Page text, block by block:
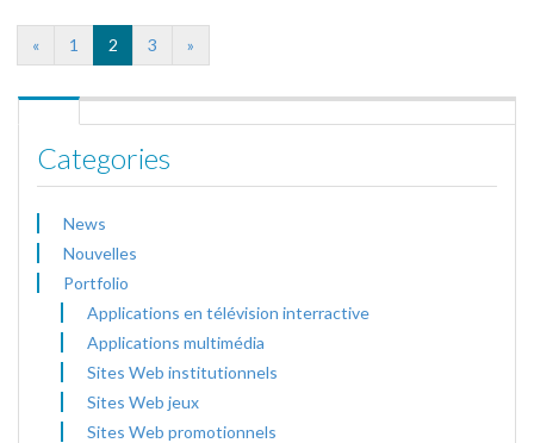
« 1 2 3 »
Categories
News
Nouvelles
Portfolio
Applications en télévision interractive
Applications multimédia
Sites Web institutionnels
Sites Web jeux
Sites Web promotionnels